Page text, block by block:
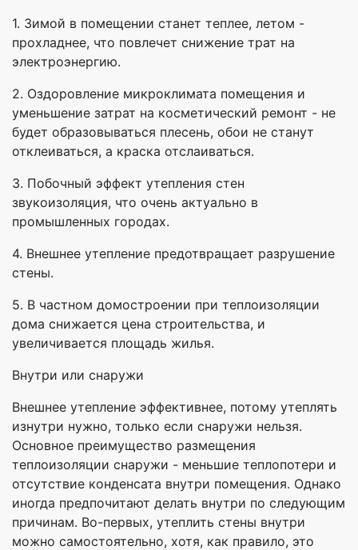
1. Зимой в помещении станет теплее, летом -
прохладнее, что повлечет снижение трат на
электроэнергию.
2. Оздоровление микроклимата помещения и
уменьшение затрат на косметический ремонт - не
будет образовываться плесень, обои не станут
отклеиваться, а краска отслаиваться.
3. Побочный эффект утепления стен
звукоизоляция, что очень актуально в
промышленных городах.
4. Внешнее утепление предотвращает разрушение
стены.
5. В частном домостроении при теплоизоляции
дома снижается цена строительства, и
увеличивается площадь жилья.
Внутри или снаружи
Внешнее утепление эффективнее, потому утеплять
изнутри нужно, только если снаружи нельзя.
Основное преимущество размещения
теплоизоляции снаружи - меньшие теплопотери и
отсутствие конденсата внутри помещения. Однако
иногда предпочитают делать внутри по следующим
причинам. Во-первых, утеплить стены внутри
можно самостоятельно, хотя, как правило, это